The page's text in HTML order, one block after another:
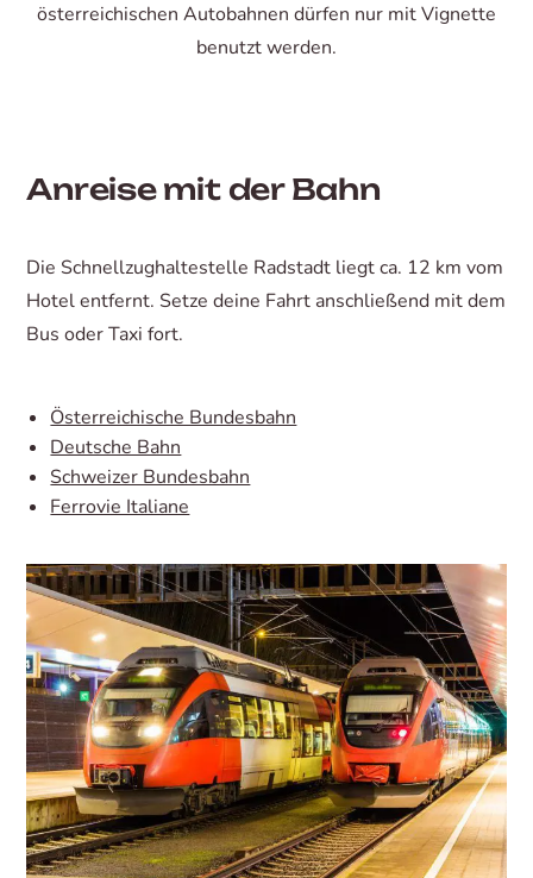
österreichischen Autobahnen dürfen nur mit Vignette
benutzt werden.
Anreise mit der Bahn
Die Schnellzughaltestelle Radstadt liegt ca. 12 km vom
Hotel entfernt. Setze deine Fahrt anschließend mit dem
Bus oder Taxi fort.
Österreichische Bundesbahn
Deutsche Bahn
Schweizer Bundesbahn
Ferrovie Italiane